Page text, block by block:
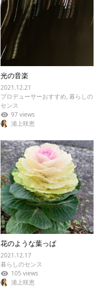
光の音楽
2021.12.21
プロデューサーおすすめ,暮らしの
センス
97 views
浦上咲恵
花のような葉っぱ
2021.12.17
暮らしのセンス
105 views
浦上咲恵